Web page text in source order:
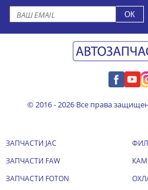
© 2016 - 2026 Все права
ЗАПЧАСТИ JAC
ЗАПЧАСТИ FAW
ЗАПЧАСТИ FOTON